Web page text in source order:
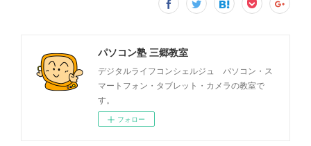
パソコン塾 三郷教室
デジタルライフコンシェルジュ パソコン・ス
マートフォン・タブレット・カメラの教室で
す。
フォロー